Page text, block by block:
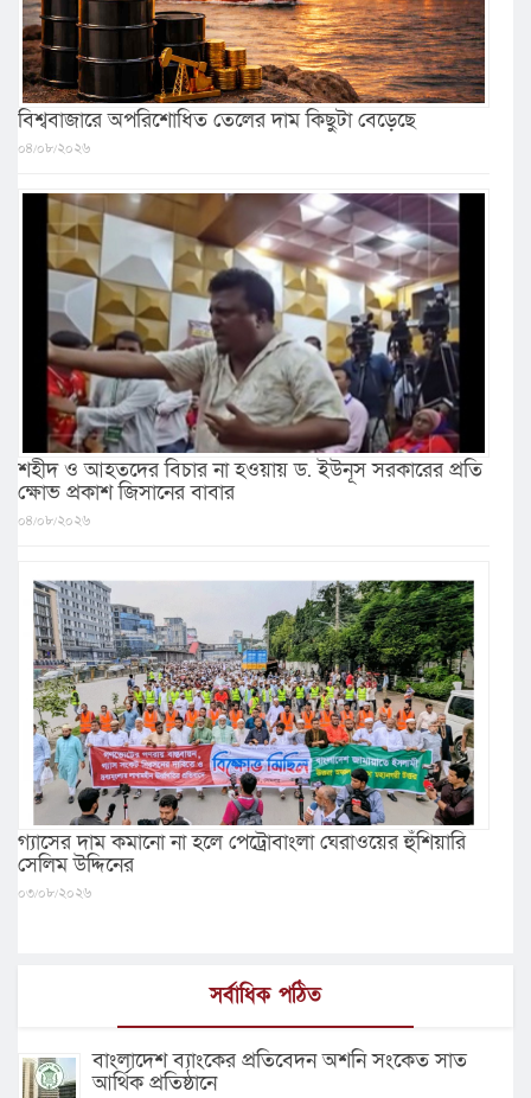
বিশ্ববাজারে অপরিশোধিত তেলের দাম কিছুটা বেড়েছে
০৪/০৮/২০২৬
শহীদ ও আহতদের বিচার না হওয়ায় ড. ইউনূস সরকারের প্রতি
ক্ষোভ প্রকাশ জিসানের বাবার
০৪/০৮/২০২৬
গ্যাসের দাম কমানো না হলে পেট্রোবাংলা ঘেরাওয়ের হুঁশিয়ারি
সেলিম উদ্দিনের
০৩/০৮/২০২৬
সর্বাধিক পঠিত
বাংলাদেশ ব্যাংকের প্রতিবেদন অশনি সংকেত সাত
আর্থিক প্রতিষ্ঠানে